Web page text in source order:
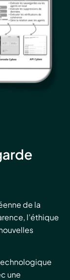
de la
l’éthique
une